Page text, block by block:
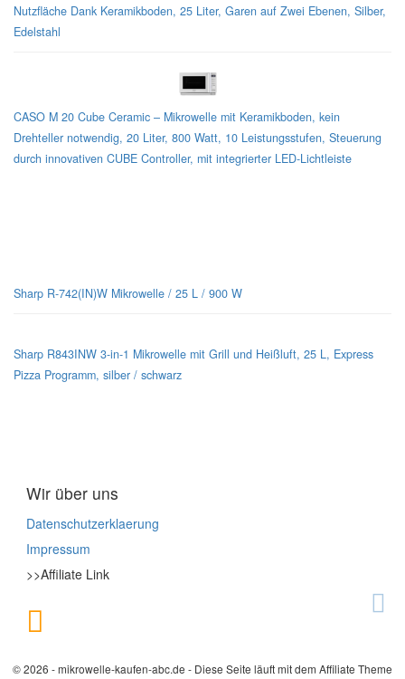
Nutzfläche Dank Keramikboden, 25 Liter, Garen auf Zwei Ebenen, Silber,
Edelstahl
CASO M 20 Cube Ceramic – Mikrowelle mit Keramikboden, kein
Drehteller notwendig, 20 Liter, 800 Watt, 10 Leistungsstufen, Steuerung
durch innovativen CUBE Controller, mit integrierter LED-Lichtleiste
Sharp R-742(IN)W Mikrowelle / 25 L / 900 W
Sharp R843INW 3-in-1 Mikrowelle mit Grill und Heißluft, 25 L, Express
Pizza Programm, silber / schwarz
Wir über uns
Datenschutzerklaerung
Impressum
>>Affiliate Link
© 2026 - mikrowelle-kaufen-abc.de - Diese Seite läuft mit dem Affiliate Theme